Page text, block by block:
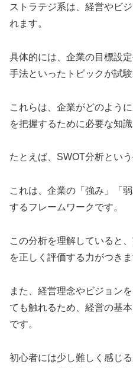
ストラテジ系は、経営やビ
れます。
具体的には、企業の目標設
手法といったトピックが試験
これらは、企業がどのよう
を把握するために必要な知識
たとえば、SWOT分析という
これは、企業の「強み」「
するフレームワークです。
この分析を理解していると
を正しく評価する力がつきま
また、経営理念やビジョン
ても触れるため、経営の基
です。
初心者には少し難しく感じ